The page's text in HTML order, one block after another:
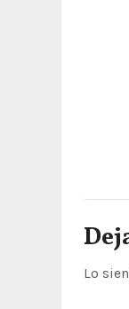
a
s
Lo